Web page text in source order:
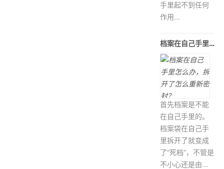
手里起不到任何
作用...
档案在自己手里怎么办，拆开了怎么重
首先档案是不能
在自己手里的。
档案袋在自己手
里拆开了就变成
了“死档“，不管是
不小心还是由...